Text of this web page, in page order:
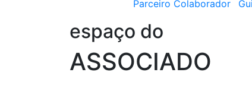
Parceiro Colaborador
espaço do
ASSOCIADO